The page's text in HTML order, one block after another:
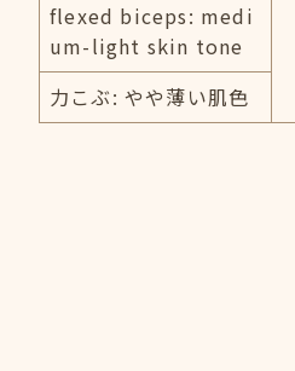
flexed biceps: medi
um-light skin tone
力こぶ: やや薄い肌色